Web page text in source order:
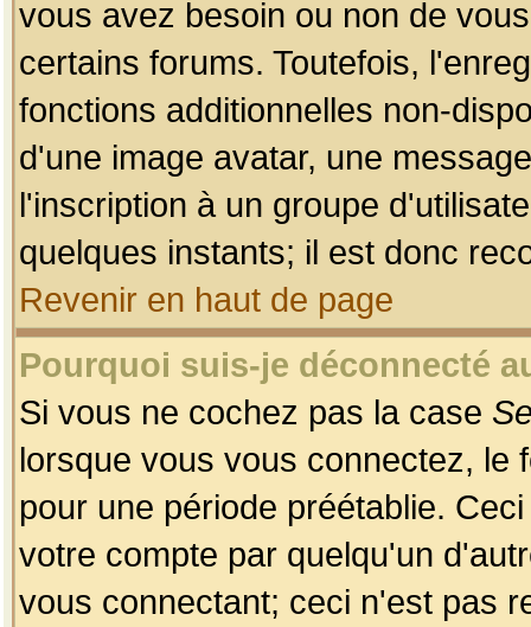
vous avez besoin ou non de
certains forums. Toutefois,
fonctions additionnelles non-
d'une image avatar, une
l'inscription à un groupe
quelques instants; il est donc
Revenir en haut de page
Pourquoi suis-je déconnecté
Si vous ne cochez pas la case
lorsque vous vous connectez, le
pour une période préétablie.
votre compte par quelqu'un
vous connectant; ceci n'est pas